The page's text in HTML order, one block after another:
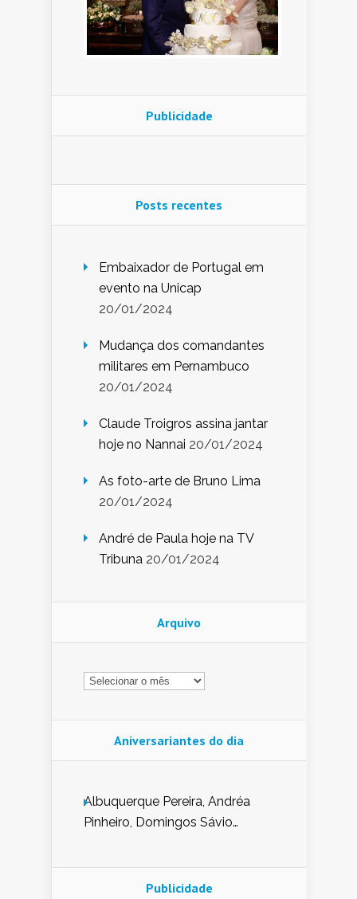
Publicidade
Posts recentes
Embaixador de Portugal em
evento na Unicap
20/01/2024
Mudança dos comandantes
militares em Pernambuco
20/01/2024
Claude Troigros assina jantar
hoje no Nannai 20/01/2024
As foto-arte de Bruno Lima
20/01/2024
André de Paula hoje na TV
Tribuna 20/01/2024
Arquivo
Arquivo
Aniversariantes do dia
Albuquerque Pereira, Andréa
Pinheiro, Domingos Sávio
Nunes de Sena, Fátima Peixoto,
Publicidade